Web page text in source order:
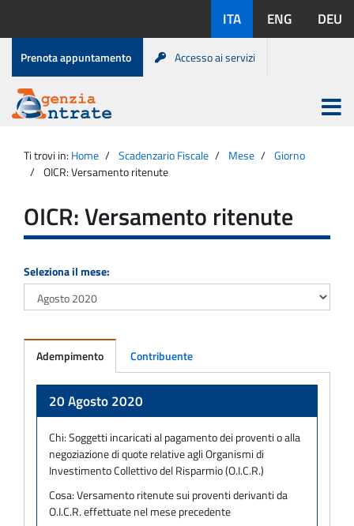
contenuto
disponibili:
ITA ENG DEU
Menu
di
servizio
Prenota appuntamento Accesso ai servizi
Agenzia
Entrate
Apri
menu
principale
Ti trovi in: Home Scadenzario Fiscale Mese
Giorno
OICR: Versamento ritenute
OICR: Versamento ritenute
Seleziona il mese:
Adempimento Contribuente
20 Agosto 2020
Chi:Soggetti incaricati al pagamento dei proventi o alla
negoziazione di quote relative agli Organismi di
Investimento Collettivo del Risparmio (O.I.C.R.)
Cosa:Versamento ritenute sui proventi derivanti da
O.I.C.R. effettuate nel mese precedente